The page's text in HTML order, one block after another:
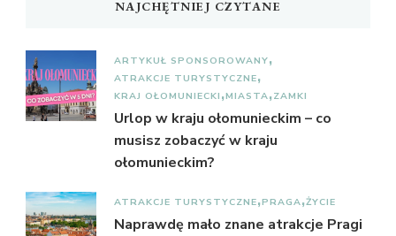
NAJCHĘTNIEJ CZYTANE
ARTYKUŁ SPONSOROWANY
ATRAKCJE TURYSTYCZNE
KRAJ OŁOMUNIECKI MIASTA ZAMKI
Urlop w kraju ołomunieckim – co
musisz zobaczyć w kraju
ołomunieckim?
ATRAKCJE TURYSTYCZNE PRAGA ŻYCIE
Naprawdę mało znane atrakcje Pragi